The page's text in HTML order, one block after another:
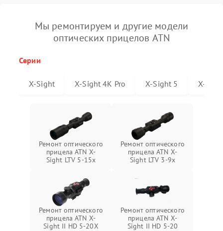
Мы ремонтируем и другие модели
оптических прицелов ATN
Серии
X-Sight X-Sight 4K Pro X-Sight 5 X-
Ремонт оптического
прицела ATN X-
Sight LTV 5-15x
Ремонт оптического
прицела ATN X-
Sight LTV 3-9x
Ремонт оптического
прицела ATN X-
Sight II HD 5-20X
Ремонт оптического
прицела ATN X-
Sight II HD 5-20